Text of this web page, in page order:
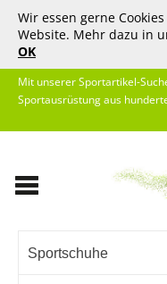
Wir essen gerne
Website. Mehr dazu in
OK
Mit unserer Sportartikel-
Sportausrüstung aus
Sportschuhe